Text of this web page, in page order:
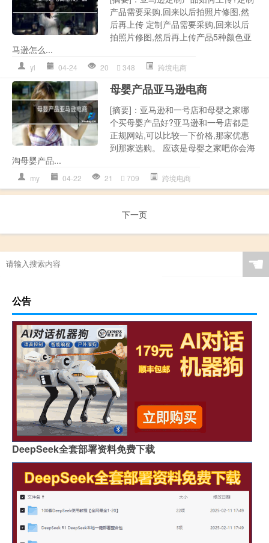
产品需要采购,回来以后拍照片修图,然
后再上传 定制产品需要采购,回来以后
拍照片修图,然后再上传产品5种颜色亚
马逊怎么...
yl 04-24 20 348 跨境电商
母婴产品亚马逊电商
[摘要]：亚马逊和一号店和母婴之家哪
个买母婴产品好?亚马逊和一号店都是
正规网站,可以比较一下价格,那家优惠
到那家选购。 应该是母婴之家吧你会海
淘母婴产品...
my 04-22 21 709 跨境电商
下一页
☚
公告
DeepSeek全套部署资料免费下载